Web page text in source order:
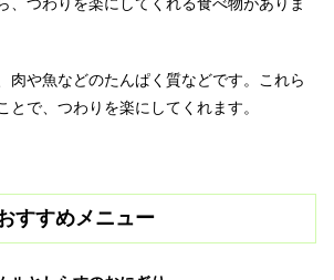
肉や魚などのたんぱく質などです。これら
とで、つわりを楽にしてくれます。
すすめメニュー